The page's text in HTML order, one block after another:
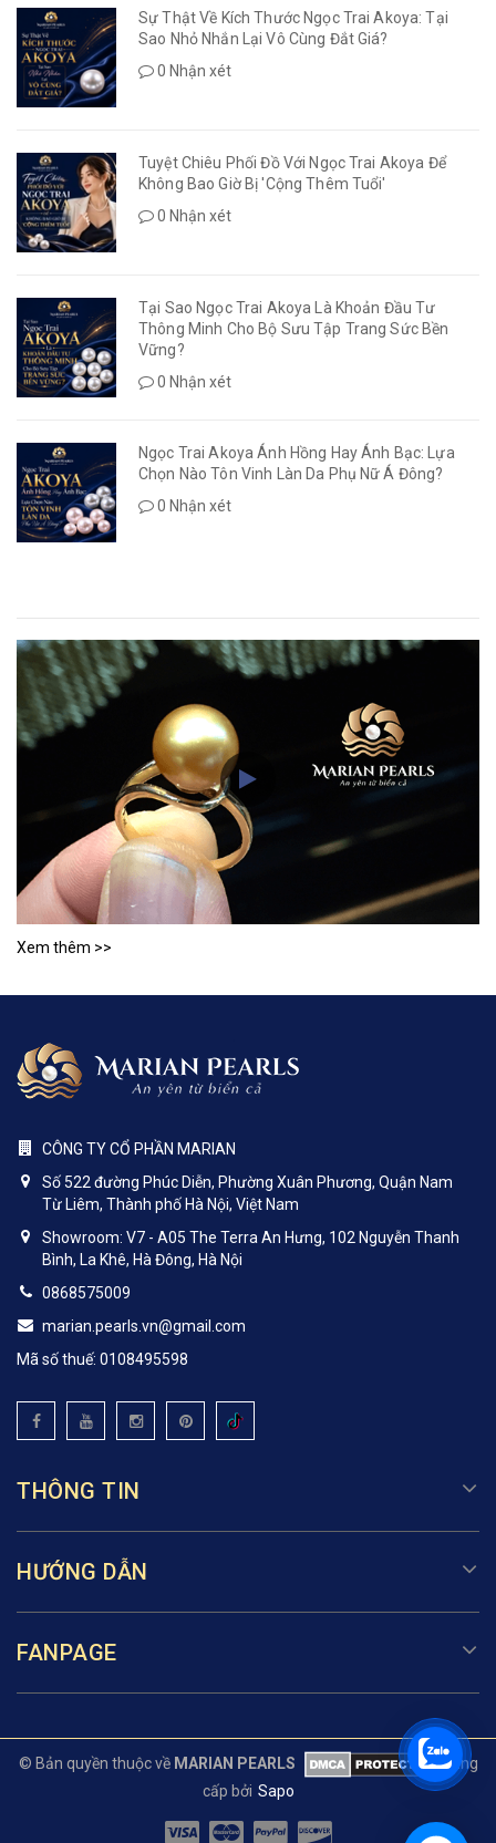
Sự Thật Về Kích Thước Ngọc Trai Akoya: Tại
Sao Nhỏ Nhắn Lại Vô Cùng Đắt Giá?
0 Nhận xét
Tuyệt Chiêu Phối Đồ Với Ngọc Trai Akoya Để
Không Bao Giờ Bị 'Cộng Thêm Tuổi'
0 Nhận xét
Tại Sao Ngọc Trai Akoya Là Khoản Đầu Tư
Thông Minh Cho Bộ Sưu Tập Trang Sức Bền
Vững?
0 Nhận xét
Ngọc Trai Akoya Ánh Hồng Hay Ánh Bạc: Lựa
Chọn Nào Tôn Vinh Làn Da Phụ Nữ Á Đông?
0 Nhận xét
Xem thêm >>
CÔNG TY CỔ PHẦN MARIAN
Số 522 đường Phúc Diễn, Phường Xuân Phương, Quận Nam
Từ Liêm, Thành phố Hà Nội, Việt Nam
Showroom: V7 - A05 The Terra An Hưng, 102 Nguyễn Thanh
Bình, La Khê, Hà Đông, Hà Nội
0868575009
marian.pearls.vn@gmail.com
Mã số thuế: 0108495598
THÔNG TIN
HƯỚNG DẪN
FANPAGE
© Bản quyền thuộc về MARIAN PEARLS
Cung
cấp bởi Sapo